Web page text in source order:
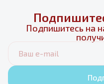
Подпишитесь на